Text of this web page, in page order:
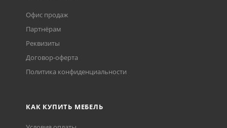
Офис продаж
Партнёрам
Реквизиты
Договор-оферта
Политика конфиденциальности
КАК КУПИТЬ МЕБЕЛЬ